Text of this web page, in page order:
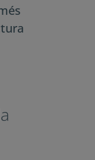
Impuls Educació